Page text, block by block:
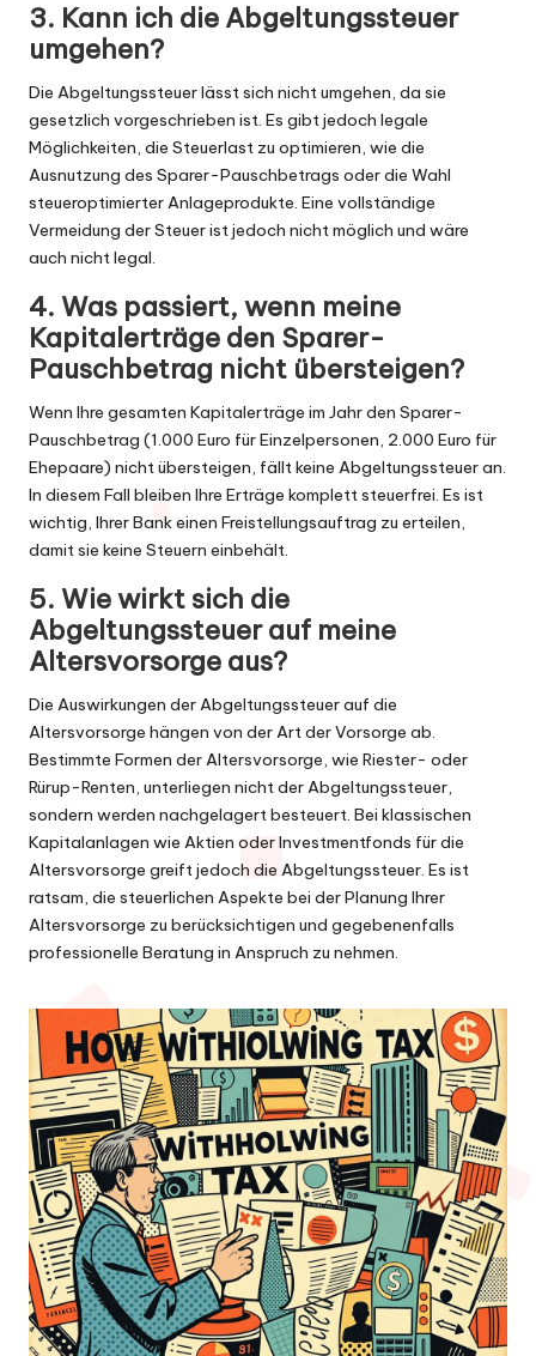
3. Kann ich die Abgeltungssteuer
umgehen?
Die Abgeltungssteuer lässt sich nicht umgehen, da sie
gesetzlich vorgeschrieben ist. Es gibt jedoch legale
Möglichkeiten, die Steuerlast zu optimieren, wie die
Ausnutzung des Sparer-Pauschbetrags oder die Wahl
steueroptimierter Anlageprodukte. Eine vollständige
Vermeidung der Steuer ist jedoch nicht möglich und wäre
auch nicht legal.
4. Was passiert, wenn meine
Kapitalerträge den Sparer-
Pauschbetrag nicht übersteigen?
Wenn Ihre gesamten Kapitalerträge im Jahr den Sparer-
Pauschbetrag (1.000 Euro für Einzelpersonen, 2.000 Euro für
Ehepaare) nicht übersteigen, fällt keine Abgeltungssteuer an.
In diesem Fall bleiben Ihre Erträge komplett steuerfrei. Es ist
wichtig, Ihrer Bank einen Freistellungsauftrag zu erteilen,
damit sie keine Steuern einbehält.
5. Wie wirkt sich die
Abgeltungssteuer auf meine
Altersvorsorge aus?
Die Auswirkungen der Abgeltungssteuer auf die
Altersvorsorge hängen von der Art der Vorsorge ab.
Bestimmte Formen der Altersvorsorge, wie Riester- oder
Rürup-Renten, unterliegen nicht der Abgeltungssteuer,
sondern werden nachgelagert besteuert. Bei klassischen
Kapitalanlagen wie Aktien oder Investmentfonds für die
Altersvorsorge greift jedoch die Abgeltungssteuer. Es ist
ratsam, die steuerlichen Aspekte bei der Planung Ihrer
Altersvorsorge zu berücksichtigen und gegebenenfalls
professionelle Beratung in Anspruch zu nehmen.